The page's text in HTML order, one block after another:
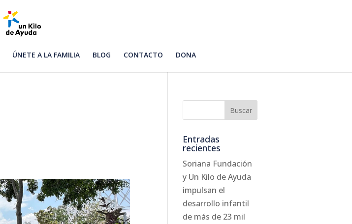
ÚNETE A LA FAMILIA BLOG CONTACTO DONA
Entradas
recientes
Soriana Fundación
y Un Kilo de Ayuda
impulsan el
desarrollo infantil
de más de 23 mil